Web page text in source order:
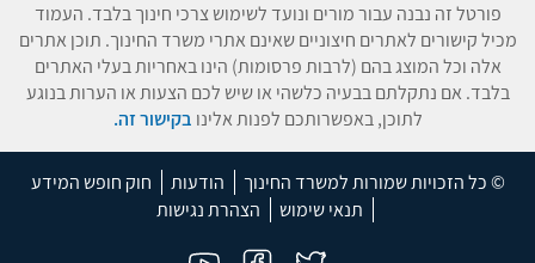
פורטל זה נבנה עבור מורים ונועד לשימוש צרכי חינוך בלבד. העמוד
מכיל קישורים לאתרים חיצוניים שאינם אתרי משרד החינוך. תוכן אתרים
אלה וכל המוצג בהם (לרבות פרסומות) הינו באחריות בעלי האתרים
בלבד. אם נתקלתם בבעיה כלשהי או שיש לכם הצעות או הערות בנוגע
לתוכן, באפשרותכם לפנות אלינו בקישור זה.
© כל הזכויות שמורות למשרד החינוך הודעות
חוק חופש המידע
תנאי שימוש
הצהרת נגישות